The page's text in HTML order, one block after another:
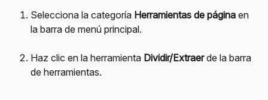
Selecciona la categoría Herramientas de página en
la barra de menú principal.
Haz clic en la herramienta Dividir/Extraer de la barra
de herramientas.